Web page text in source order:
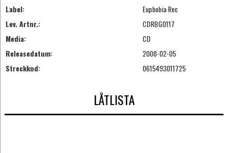
Label:
Euphobia Rec
Lev. Artnr.:
CDRBG0117
Media:
CD
Releasedatum:
2008-02-05
Streckkod:
0615493011725
LÅTLISTA